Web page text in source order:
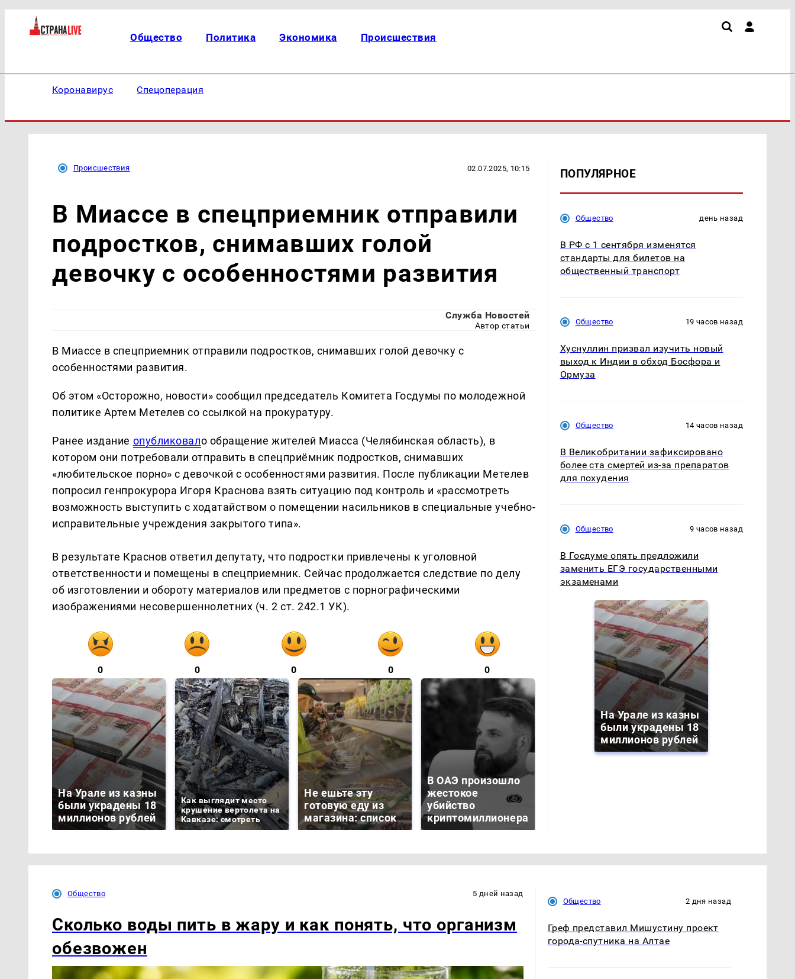
Общество Политика Экономика Происшествия
Коронавирус Спецоперация
Происшествия 02.07.2025, 10:15
В Миассе в спецприемник отправили
подростков, снимавших голой
девочку с особенностями развития
Служба Новостей
Автор статьи
В Миассе в спецприемник отправили подростков, снимавших голой девочку с
особенностями развития.
Об этом «Осторожно, новости» сообщил председатель Комитета Госдумы по молодежной
политике Артем Метелев со ссылкой на прокуратуру.
Ранее издание опубликовало обращение жителей Миасса (Челябинская область), в
котором они потребовали отправить в спецприёмник подростков, снимавших
«любительское порно» с девочкой с особенностями развития. После публикации Метелев
попросил генпрокурора Игоря Краснова взять ситуацию под контроль и «рассмотреть
возможность выступить с ходатайством о помещении насильников в специальные учебно-
исправительные учреждения закрытого типа».
В результате Краснов ответил депутату, что подростки привлечены к уголовной
ответственности и помещены в спецприемник. Сейчас продолжается следствие по делу
об изготовлении и обороту материалов или предметов с порнографическими
изображениями несовершеннолетних (ч. 2 ст. 242.1 УК).
0 0 0 0 0
На Урале из казны
были украдены 18
миллионов рублей
Как выглядит место
крушение вертолета на
Кавказе: смотреть
Не ешьте эту
готовую еду из
магазина: список
В ОАЭ произошло
жестокое
убийство
криптомиллионера
ПОПУЛЯРНОЕ
Общество день назад
В РФ с 1 сентября изменятся
стандарты для билетов на
общественный транспорт
Общество 19 часов назад
Хуснуллин призвал изучить новый
выход к Индии в обход Босфора и
Ормуза
Общество 14 часов назад
В Великобритании зафиксировано
более ста смертей из-за препаратов
для похудения
Общество 9 часов назад
В Госдуме опять предложили
заменить ЕГЭ государственными
экзаменами
На Урале из казны
были украдены 18
миллионов рублей
Общество 5 дней назад
Сколько воды пить в жару и как понять, что организм
обезвожен
Общество 2 дня назад
Греф представил Мишустину проект
города-спутника на Алтае